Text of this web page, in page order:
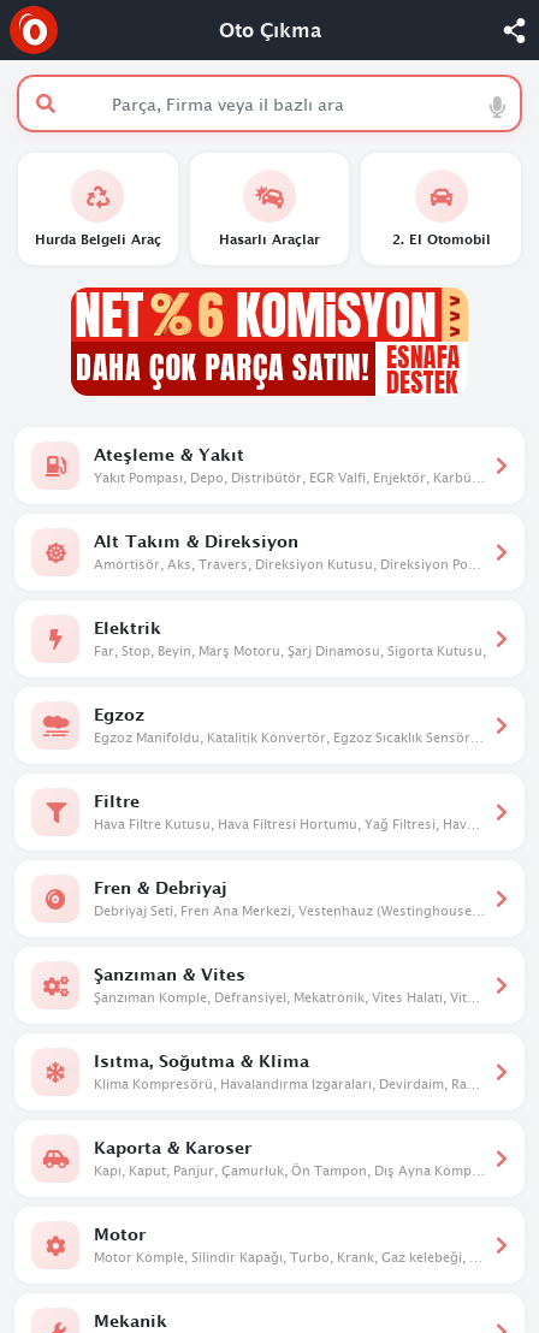
Oto Çıkma
Hurda Belgeli Araç Hasarlı Araçlar 2. El Otomobil
Ateşleme & Yakıt
Alt Takım & Direksiyon
Elektrik
Far, Stop, Beyin, Marş Motoru, Şarj Dinamosu, Sigorta Kutusu,
Egzoz
Filtre
Fren & Debriyaj
Şanzıman & Vites
Isıtma, Soğutma & Klima
Kaporta & Karoser
Motor
Mekanik